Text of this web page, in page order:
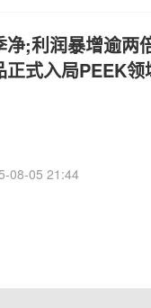
;利润暴增逾两
正式入局PEEK
08-05 21:44